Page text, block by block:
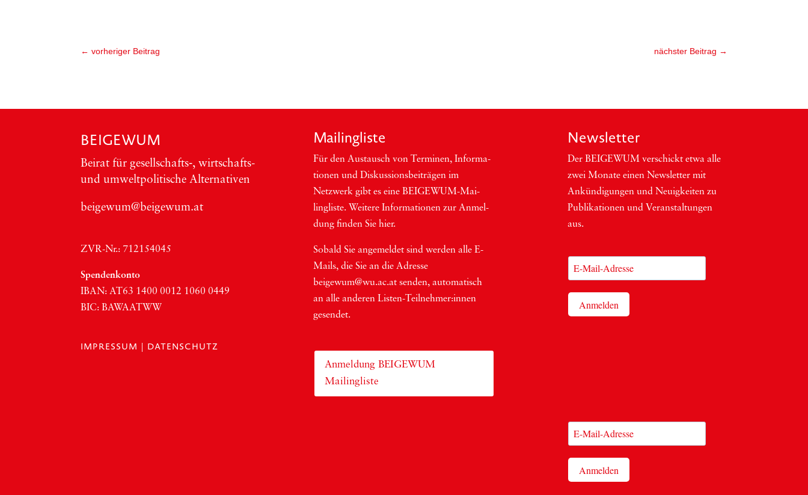
←vorheriger Beitrag nächster Beitrag →
BEIGEWUM
Bei­rat für gesellschafts‑, wirt­schafts-
und umwelt­po­li­ti­sche Alter­na­ti­ven
beigewum@beigewum.at
ZVR-Nr.: 712154045
Spen­den­kon­to
IBAN:AT63 1400 0012 1060 0449
BIC:BAWAATWW
IMPRESSUM | DATENSCHUTZ
Mai­ling­lis­te
Für den Aus­tausch von Ter­mi­nen, Infor­ma­
tio­nen und Dis­kus­si­ons­bei­trä­gen im
Netzwerk gibt es eine BEI­GEWUM-Mai­
ling­lis­te. Wei­te­re Infor­ma­tio­nen zur Anmel­
dung fin­den Sie hier.
Sobald Sie ange­mel­det sind wer­den alle E-
Mails, die Sie an die Adres­se
beigewum@wu.ac.at sen­den, auto­ma­tisch
an alle ande­ren Lis­ten-Teil­neh­me­r:in­nen
gesendet.
Anmeldung BEIGEWUM
Mailingliste
Newsletter
Der BEIGEWUM ver­schickt etwa alle
zwei Mona­te einen News­let­ter mit
Ankün­di­gun­gen und Neu­ig­kei­ten zu
Publi­ka­tio­nen und Ver­an­stal­tun­gen
aus.